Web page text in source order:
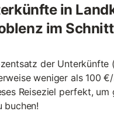
in
im
der Unterkünfte
weniger als 100
Reiseziel perfekt, um
buchen!